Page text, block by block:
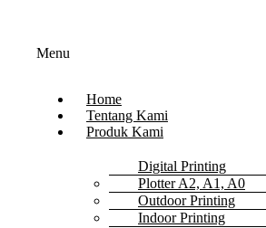
Menu
Home
Tentang Kami
Produk Kami
Digital Printing
Plotter A2, A1, A0
Outdoor Printing
Indoor Printing